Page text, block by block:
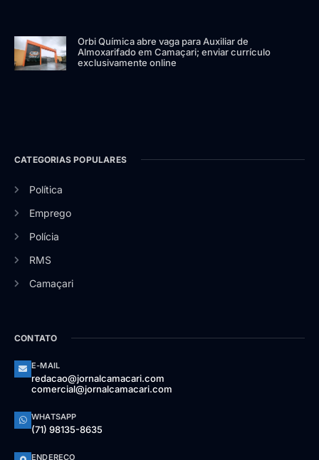
Orbi Química abre vaga para Auxiliar de
Almoxarifado em Camaçari; enviar currículo
exclusivamente online
CATEGORIAS POPULARES
Política
Emprego
Polícia
RMS
Camaçari
CONTATO
E-MAIL
redacao@jornalcamacari.com
comercial@jornalcamacari.com
WHATSAPP
(71) 98135-8635
ENDEREÇO